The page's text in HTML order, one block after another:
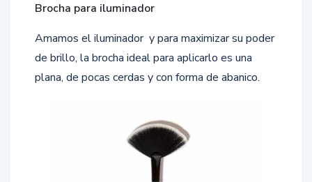
Brocha para iluminador
Amamos el iluminador y para maximizar su poder
de brillo, la brocha ideal para aplicarlo es una
plana, de pocas cerdas y con forma de abanico.